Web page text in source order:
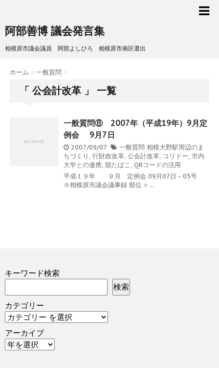
阿部善博 議会発言集
相模原市議会議員 阿部よしひろ 相模原市南区選出
ホーム > 一般質問 >
「 公会計改革 」 一覧
一般質問⑧ 2007年（平成19年）9月定
例会 9月7日
2007/09/07 一般質問 相模大野駅周辺のま
ちづくり , 行財政改革, 公会計改革, コリドー, 市内
大学との連携, 脱たばこ , QRコードの活用
平成１９年 ９月 定例会 09月07日－05号
※相模原市議会議事録 順位 ○ ...
キーワード検索
検索
カテゴリー
アーカイブ